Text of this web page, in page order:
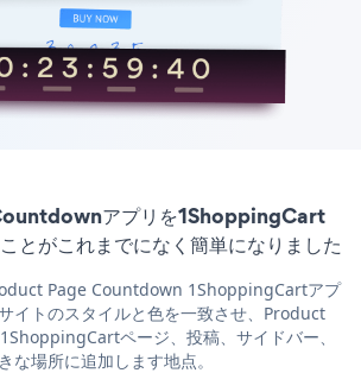
アプリを1ShoppingCart
とがこれまでになく簡単になりました
Page Countdown 1ShoppingCartアプ
イトのスタイルと色を一致させ、Product
ページ、投稿、サイドバー、
な場所に追加します地点。